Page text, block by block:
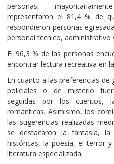
personas,
representaron el 81,4 % de
respondieron personas
personal técnico, administrativo
El 96,3 % de las personas
encontrar lectura recreativa en
En cuanto a las preferencias de
policiales o de misterio
seguidas por los cuentos,
románticas. Asimismo, los
las sugerencias realizadas
se destacaron la fantasía, la
históricas, la poesía, el terror
literatura especializada.